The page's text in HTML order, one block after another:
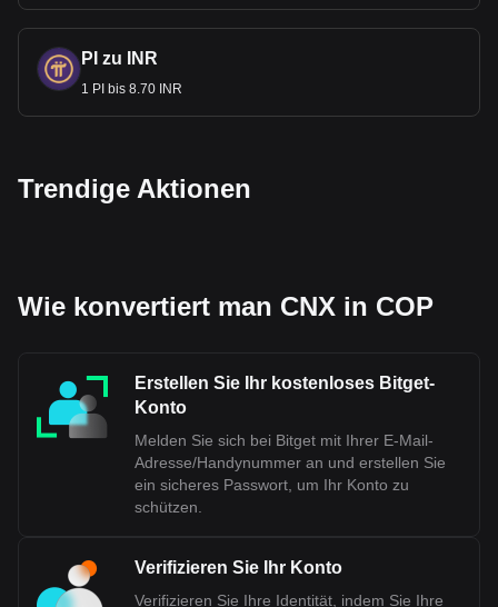
PI zu INR
1 PI bis 8.70 INR
Trendige Aktionen
Wie konvertiert man CNX in COP
Erstellen Sie Ihr kostenloses Bitget-
Konto
Melden Sie sich bei Bitget mit Ihrer E-Mail-
Adresse/Handynummer an und erstellen Sie
ein sicheres Passwort, um Ihr Konto zu
schützen.
Verifizieren Sie Ihr Konto
Verifizieren Sie Ihre Identität, indem Sie Ihre